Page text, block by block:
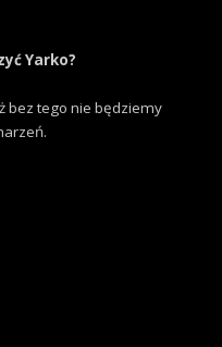
Yarko?
bez tego nie będziemy